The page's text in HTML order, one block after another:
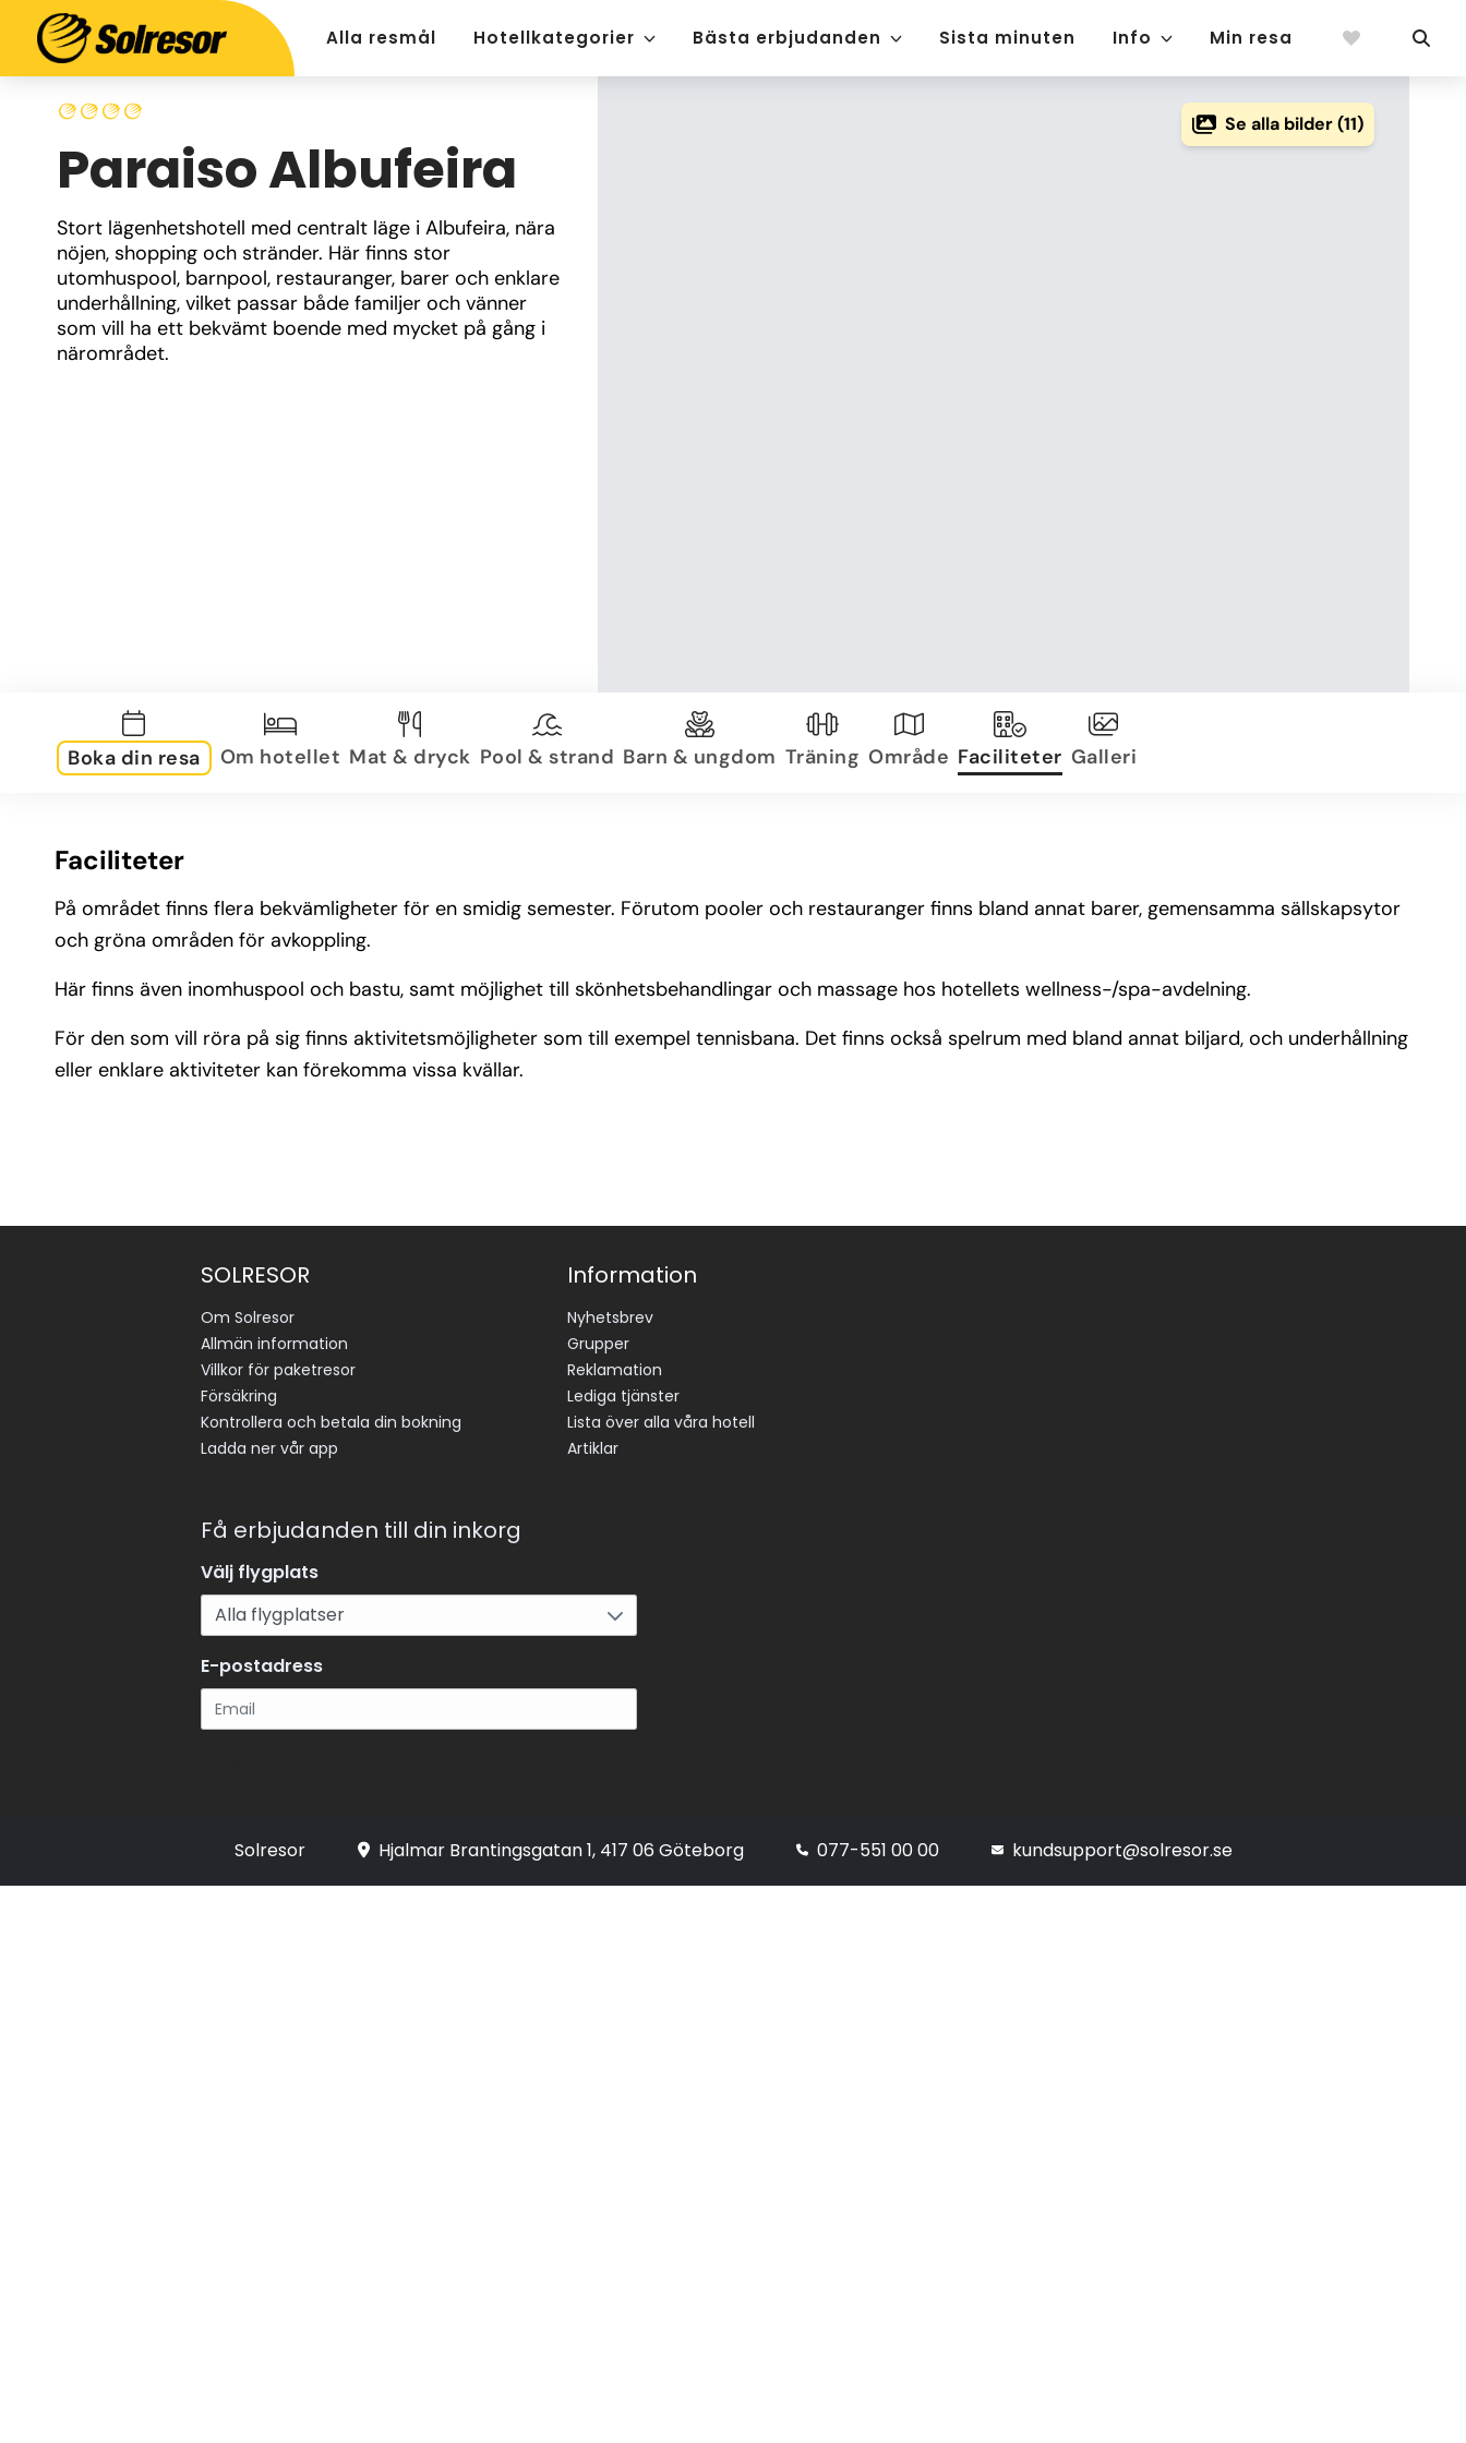
Alla resmål Hotellkategorier Bästa erbjudanden Sista minuten Info Min resa
Paraiso Albufeira
Stort lägenhetshotell med centralt läge i Albufeira, nära
nöjen, shopping och stränder. Här finns stor
utomhuspool, barnpool, restauranger, barer och enklare
underhållning, vilket passar både familjer och vänner
som vill ha ett bekvämt boende med mycket på gång i
närområdet.
Se alla bilder (11)
Boka din resa Om hotellet Mat & dryck Pool & strand Barn & ungdom Träning Område Faciliteter Galleri
Faciliteter
På området finns flera bekvämligheter för en smidig semester. Förutom pooler och restauranger finns bland annat barer, gemensamma sällskapsytor
och gröna områden för avkoppling.
Här finns även inomhuspool och bastu, samt möjlighet till skönhetsbehandlingar och massage hos hotellets wellness-/spa-avdelning.
För den som vill röra på sig finns aktivitetsmöjligheter som till exempel tennisbana. Det finns också spelrum med bland annat biljard, och underhållning
eller enklare aktiviteter kan förekomma vissa kvällar.
SOLRESOR
Om Solresor
Allmän information
Villkor för paketresor
Försäkring
Kontrollera och betala din bokning
Ladda ner vår app
Information
Nyhetsbrev
Grupper
Reklamation
Lediga tjänster
Lista över alla våra hotell
Artiklar
Få erbjudanden till din inkorg
Välj flygplats
E-postadress
Solresor Hjalmar Brantingsgatan 1, 417 06 Göteborg 077-551 00 00 kundsupport@solresor.se